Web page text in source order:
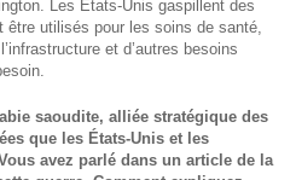
Les États-Unis gaspillent des
être utilisés pour les soins de santé,
et d’autres besoins
saoudite, alliée stratégique des
que les États-Unis et les
avez parlé dans un article de la